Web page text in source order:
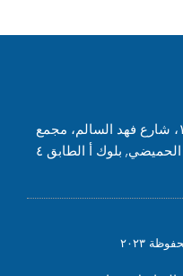
مدينة الكويت، القبلة، بلوك ١١، شارع فهد السالم، مجمع
بلوك أ الطابق ٤
٢٠٢٣